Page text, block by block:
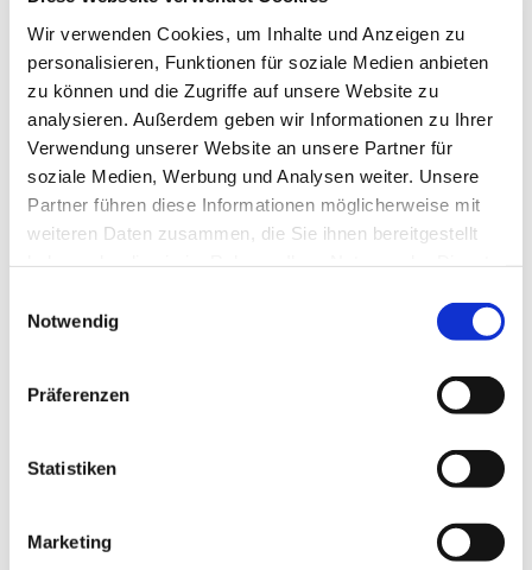
Wir verwenden Cookies, um Inhalte und Anzeigen zu
personalisieren, Funktionen für soziale Medien anbieten
zu können und die Zugriffe auf unsere Website zu
analysieren. Außerdem geben wir Informationen zu Ihrer
Verwendung unserer Website an unsere Partner für
soziale Medien, Werbung und Analysen weiter. Unsere
Partner führen diese Informationen möglicherweise mit
weiteren Daten zusammen, die Sie ihnen bereitgestellt
Notwendig
Präferenzen
Statistiken
Marketing
Dies könnte Sie auch interessieren